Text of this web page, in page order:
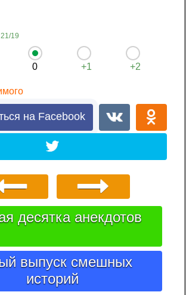
21/19
0 +1 +2
на Facebook
десятка анекдотов
выпуск смешных
историй